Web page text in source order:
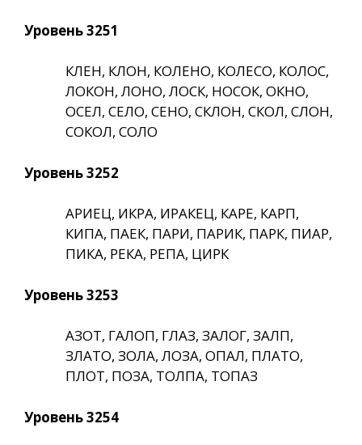
Уровень 3251
КЛЕН, КЛОН, КОЛЕНО, КОЛЕСО, КОЛОС,
ЛОКОН, ЛОНО, ЛОСК, НОСОК, ОКНО,
ОСЕЛ, СЕЛО, СЕНО, СКЛОН, СКОЛ, СЛОН,
СОКОЛ, СОЛО
Уровень 3252
АРИЕЦ, ИКРА, ИРАКЕЦ, КАРЕ, КАРП,
КИПА, ПАЕК, ПАРИ, ПАРИК, ПАРК, ПИАР,
ПИКА, РЕКА, РЕПА, ЦИРК
Уровень 3253
АЗОТ, ГАЛОП, ГЛАЗ, ЗАЛОГ, ЗАЛП,
ЗЛАТО, ЗОЛА, ЛОЗА, ОПАЛ, ПЛАТО,
ПЛОТ, ПОЗА, ТОЛПА, ТОПАЗ
Уровень 3254